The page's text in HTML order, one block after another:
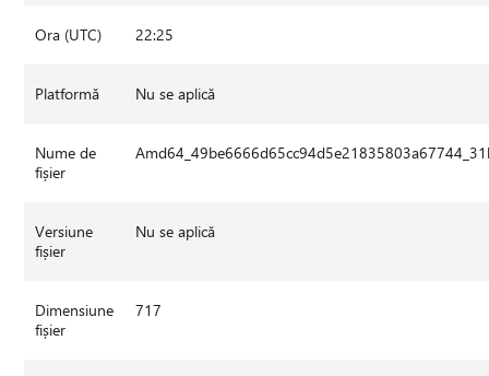
Ora (UTC) 22:25
Platformă Nu se aplică
Nume de
fișier
Versiune
fișier
Nu se aplică
Dimensiune
fișier
717